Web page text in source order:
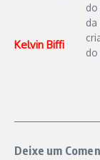
Kelvin Biffi
da
do
Deixe um